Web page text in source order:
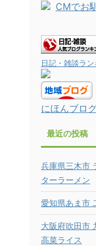
日記・雑談ラ
にほんブロ
最近の投稿
兵庫県三木市
ターラーメン
愛知県あま市
大阪府吹田市
高菜ライス